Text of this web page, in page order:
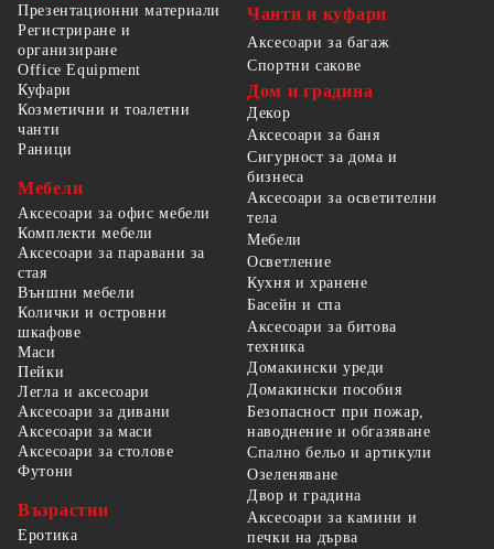
Презентационни материали
Регистриране и
организиране
Office Equipment
Чанти и куфари
Аксесоари за багаж
Спортни сакове
Куфари
Козметични и тоалетни
чанти
Раници
Мебели
Аксесоари за офис мебели
Комплекти мебели
Аксесоари за паравани за
стая
Външни мебели
Колички и островни
шкафове
Маси
Пейки
Легла и аксесоари
Аксесоари за дивани
Аксесоари за маси
Аксесоари за столове
Футони
Възрастни
Еротика
Дом и градина
Декор
Аксесоари за баня
Сигурност за дома и
бизнеса
Аксесоари за осветителни
тела
Мебели
Осветление
Кухня и хранене
Басейн и спа
Аксесоари за битова
техника
Домакински уреди
Домакински пособия
Безопасност при пожар,
наводнение и обгазяване
Спално бельо и артикули
Озеленяване
Двор и градина
Аксесоари за камини и
печки на дърва